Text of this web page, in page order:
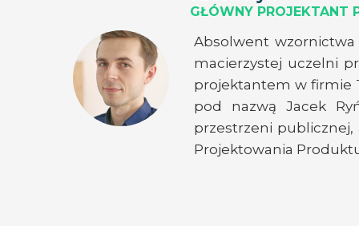
Absolwent wzornictwa
macierzystej uczelni
projektantem w firmie
pod nazwą Jacek
przestrzeni
Projektowania
GŁÓWNY PROJEKTANT